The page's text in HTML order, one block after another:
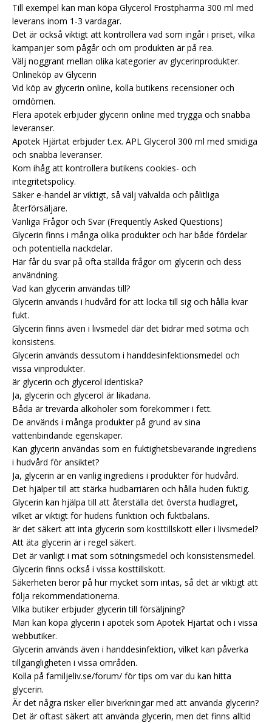
Till exempel kan man köpa Glycerol Frostpharma 300 ml med
leverans inom 1-3 vardagar.
Det är också viktigt att kontrollera vad som ingår i priset, vilka
kampanjer som pågår och om produkten är på rea.
Välj noggrant mellan olika kategorier av glycerinprodukter.
Onlineköp av Glycerin
Vid köp av glycerin online, kolla butikens recensioner och
omdömen.
Flera apotek erbjuder glycerin online med trygga och snabba
leveranser.
Apotek Hjärtat erbjuder t.ex. APL Glycerol 300 ml med smidiga
och snabba leveranser.
Kom ihåg att kontrollera butikens cookies- och
integritetspolicy.
Säker e-handel är viktigt, så välj välvalda och pålitliga
återförsäljare.
Vanliga Frågor och Svar (Frequently Asked Questions)
Glycerin finns i många olika produkter och har både fördelar
och potentiella nackdelar.
Här får du svar på ofta ställda frågor om glycerin och dess
användning.
Vad kan glycerin användas till?
Glycerin används i hudvård för att locka till sig och hålla kvar
fukt.
Glycerin finns även i livsmedel där det bidrar med sötma och
konsistens.
Glycerin används dessutom i handdesinfektionsmedel och
vissa vinprodukter.
är glycerin och glycerol identiska?
Ja, glycerin och glycerol är likadana.
Båda är trevärda alkoholer som förekommer i fett.
De används i många produkter på grund av sina
vattenbindande egenskaper.
Kan glycerin användas som en fuktighetsbevarande ingrediens
i hudvård för ansiktet?
Ja, glycerin är en vanlig ingrediens i produkter för hudvård.
Det hjälper till att stärka hudbarriären och hålla huden fuktig.
Glycerin kan hjälpa till att återställa det översta hudlagret,
vilket är viktigt för hudens funktion och fuktbalans.
är det säkert att inta glycerin som kosttillskott eller i livsmedel?
Att äta glycerin är i regel säkert.
Det är vanligt i mat som sötningsmedel och konsistensmedel.
Glycerin finns också i vissa kosttillskott.
Säkerheten beror på hur mycket som intas, så det är viktigt att
följa rekommendationerna.
Vilka butiker erbjuder glycerin till försäljning?
Man kan köpa glycerin i apotek som Apotek Hjärtat och i vissa
webbutiker.
Glycerin används även i handdesinfektion, vilket kan påverka
tillgängligheten i vissa områden.
Kolla på familjeliv.se/forum/ för tips om var du kan hitta
glycerin.
Är det några risker eller biverkningar med att använda glycerin?
Det är oftast säkert att använda glycerin, men det finns alltid